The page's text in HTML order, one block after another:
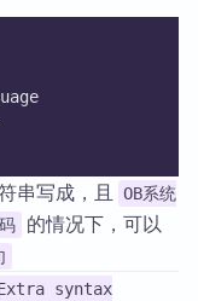
串写成，且
OB系统
的情况下，可以
syntax